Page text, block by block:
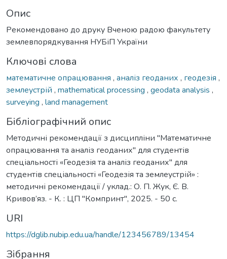
Опис
Рекомендовано до друку Вченою радою факультету
землевпорядкування НУБіП України
Ключові слова
математичне опрацювання , аналіз геоданих , геодезія ,
землеустрій , mathematical processing , geodata analysis ,
surveying , land management
Бібліографічний опис
Методичні рекомендації з дисципліни "Математичне
опрацювання та аналіз геоданих" для студентів
спеціальності «Геодезія та аналіз геоданих" для
студентів спеціальності «Геодезія та землеустрій» :
методичні рекомендації / уклад.: О. П. Жук, Є. В.
Кривов’яз. - К. : ЦП "Компринт", 2025. - 50 с.
URI
https://dglib.nubip.edu.ua/handle/123456789/13454
Зібрання